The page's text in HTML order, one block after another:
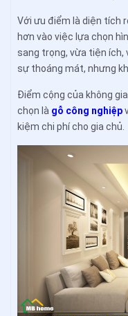
Với ưu điểm là diện tích
hơn vào việc lựa chọn
sang trọng, vừa tiện ích,
sự thoáng mát, nhưng
Điểm cộng của không
chọn là gỗ công nghiệp
kiệm chi phí cho gia chủ.